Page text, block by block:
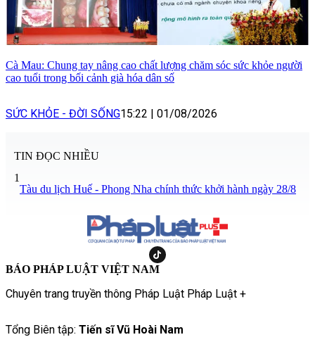
Cà Mau: Chung tay nâng cao chất lượng chăm sóc sức khỏe người
cao tuổi trong bối cảnh già hóa dân số
SỨC KHỎE - ĐỜI SỐNG15:22 | 01/08/2026
TIN ĐỌC NHIỀU
1
Tàu du lịch Huế - Phong Nha chính thức khởi hành ngày 28/8
BÁO PHÁP LUẬT VIỆT NAM
Chuyên trang truyền thông Pháp Luật Pháp Luật +
Tổng Biên tập: Tiến sĩ Vũ Hoài Nam